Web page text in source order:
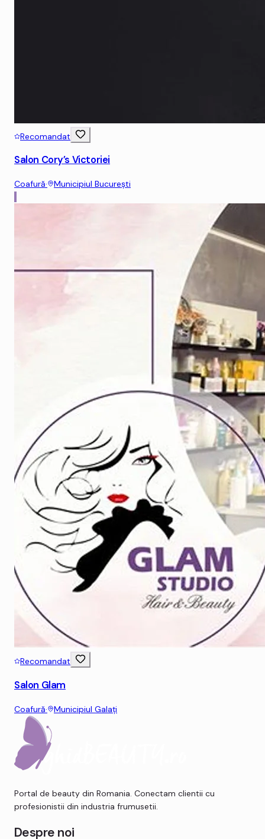
Recomandat
Salon Cory’s Victoriei
Coafură· Municipiul Bucureşti
Recomandat
Salon Glam
Coafură· Municipiul Galaţi
Portal de beauty din Romania. Conectam clientii cu
profesionistii din industria frumusetii.
Despre noi